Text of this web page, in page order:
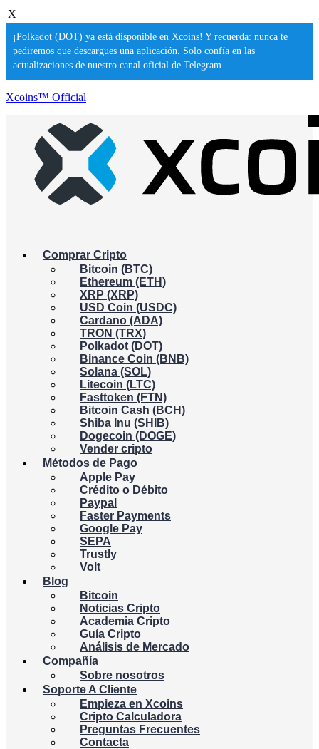
X
¡Polkadot (DOT) ya está disponible en Xcoins! Y recuerda: nunca te
pediremos que descargues una aplicación. Solo confía en las
actualizaciones de nuestro canal oficial de Telegram.
Xcoins™ Official
Comprar Cripto
Bitcoin (BTC)
Ethereum (ETH)
XRP (XRP)
USD Coin (USDC)
Cardano (ADA)
TRON (TRX)
Polkadot (DOT)
Binance Coin (BNB)
Solana (SOL)
Litecoin (LTC)
Fasttoken (FTN)
Bitcoin Cash (BCH)
Shiba Inu (SHIB)
Dogecoin (DOGE)
Vender cripto
Métodos de Pago
Apple Pay
Crédito o Débito
Paypal
Faster Payments
Google Pay
SEPA
Trustly
Volt
Blog
Bitcoin
Noticias Cripto
Academia Cripto
Guía Cripto
Análisis de Mercado
Compañía
Sobre nosotros
Soporte A Cliente
Empieza en Xcoins
Cripto Calculadora
Preguntas Frecuentes
Contacta